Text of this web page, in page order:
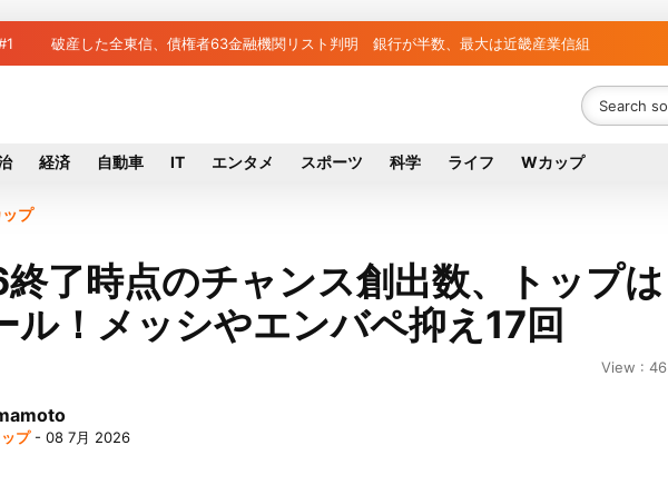
破産した全東信、債権者63金融機関リスト判明 銀行が半数、最大は近畿産業信組
経済 自動車 IT エンタメ スポーツ 科学 ライフ Wカップ
プ
了時点のチャンス創出数、トップは
ル！メッシやエンバペ抑え17回
View : 46
プ- 08 7月 2026